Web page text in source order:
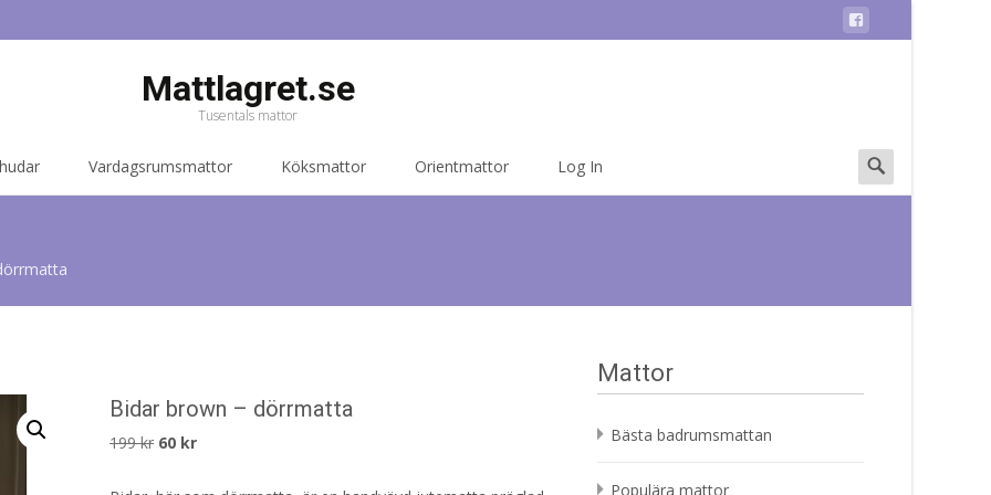
Mattlagret.se
Tusentals mattor
Vardagsrumsmattor Köksmattor Orientmattor Log In
Search
for:
Bidar brown – dörrmatta
199kr Det
60 krDet
Mattor
Bästa badrumsmattan
Populära mattor